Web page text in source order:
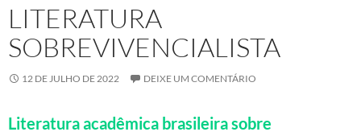
LITERATURA
SOBREVIVENCIALISTA
12 DE JULHO DE 2022 DEIXE UM COMENTÁRIO
Literatura acadêmica brasileira sobre